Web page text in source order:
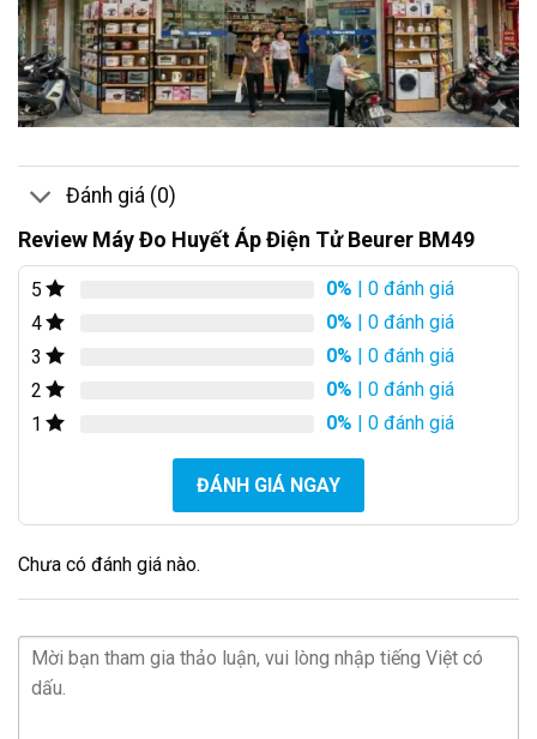
Đánh giá (0)
Review Máy Đo Huyết Áp Điện Tử Beurer BM49
5 0% | 0 đánh giá
4
0% | 0 đánh giá
3
0% | 0 đánh giá
2
0% | 0 đánh giá
1
0% | 0 đánh giá
ĐÁNH GIÁ NGAY
Chưa có đánh giá nào.